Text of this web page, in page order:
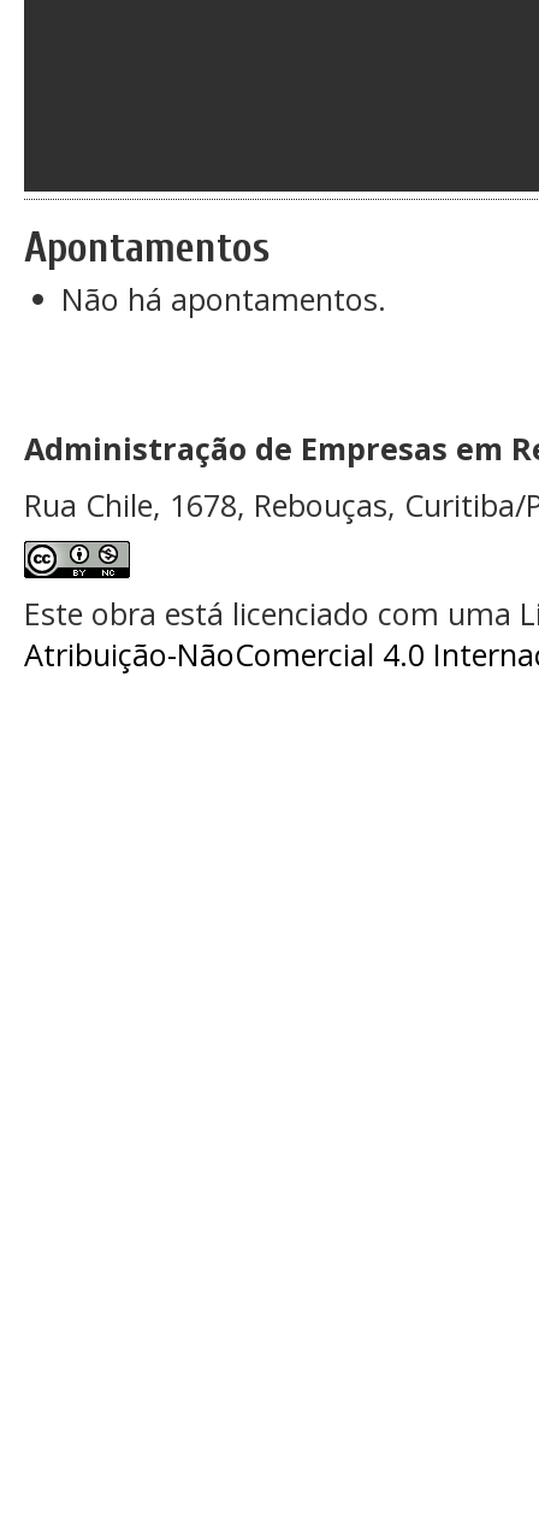
Apontamentos
Não há apontamentos.
Administração de Empresas em
Rua Chile, 1678, Rebouças, Curitiba/
Este obra está licenciado com uma
Atribuição-NãoComercial 4.0